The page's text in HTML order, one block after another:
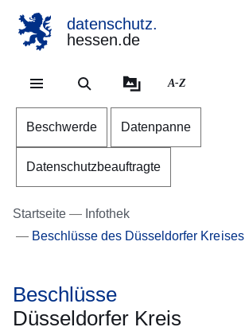
datenschutz.
hessen.de
A-Z
Beschwerde Datenpanne
Datenschutzbeauftragte
Startseite
Infothek
Beschlüsse des Düsseldorfer Kreises
Beschlüsse
Düsseldorfer Kreis